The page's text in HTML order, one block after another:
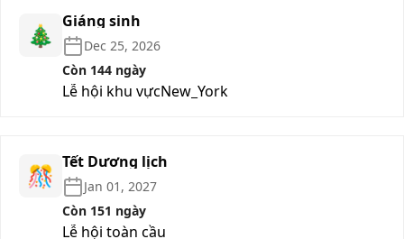
🎄 Giáng sinh
Dec 25, 2026
Còn 144 ngày
Lễ hội khu vựcNew_York
🎊 Tết Dương lịch
Jan 01, 2027
Còn 151 ngày
Lễ hội toàn cầu